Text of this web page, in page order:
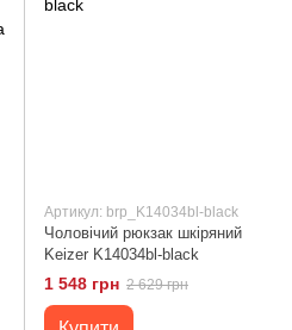
Артикул: brp_K14034bl-black
Чоловічий рюкзак шкіряний
Keizer K14034bl-black
1 548 грн 2 629 грн